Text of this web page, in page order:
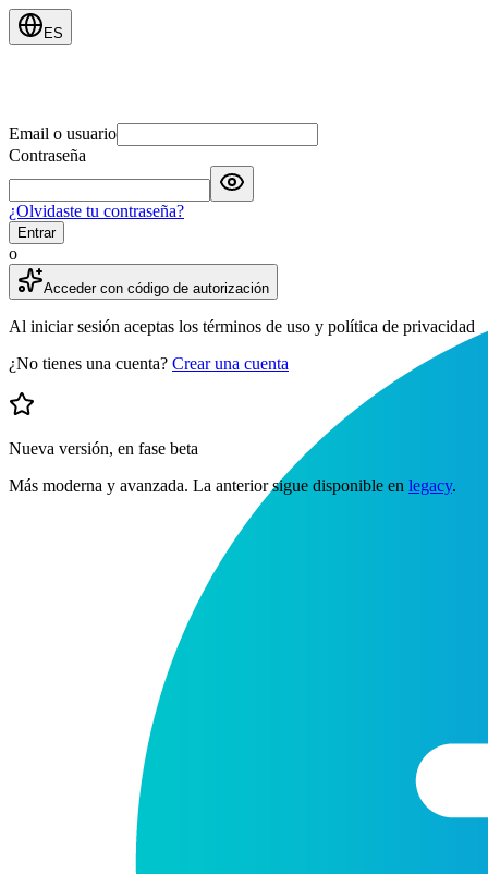
ES
Email o usuario
Contraseña
¿Olvidaste tu contraseña?
Entrar
o
Acceder con código de autorización
Al iniciar sesión aceptas los términos de uso y política de privacidad
¿No tienes una cuenta? Crear una cuenta
Nueva versión, en fase beta
Más moderna y avanzada. La anterior sigue disponible en legacy.